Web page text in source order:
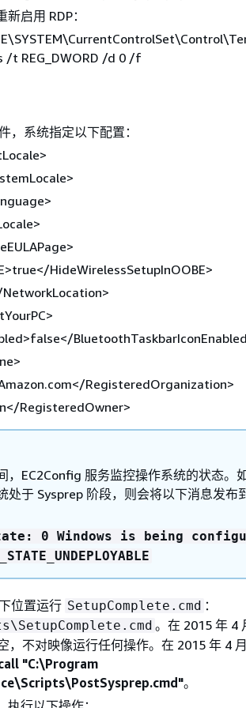
启用 RDP：
/t REG_DWORD /d 0 /f
，系统指定以下配置：
HideWirelessSetupInOOBE>
RegisteredOrganization>
RegisteredOwner>
，EC2Config 服务监控操作系统的状态。
处于 Sysprep 阶段，则会将以下消息发布
0 Windows is being
位置运行 SetupComplete.cmd ：
。在 2015 年 4
，不对映像运行任何操作。在 2015 年 4
"C:\Program
。